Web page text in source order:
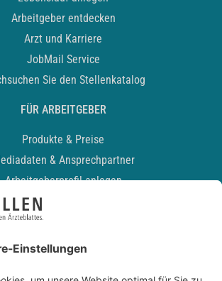
Arbeitgeber entdecken
Arzt und Karriere
JobMail Service
Sie den Stellenkatalog
FÜR ARBEITGEBER
Produkte & Preise
& Ansprechpartner
Arbeitgeberprofil anlegen
Recruiting-Podcast